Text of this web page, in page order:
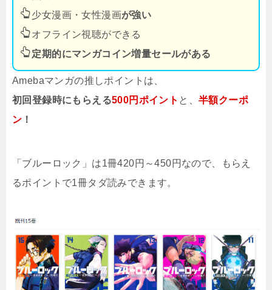
少女漫画・女性漫画が強い
オフライン視聴ができる
定期的にマンガコイン増量セールがある
Amebaマンガの推しポイントは、
初回登録時にもらえる500円ポイント と、半額クーポ
ン ！
「ブルーロック」は1冊420円～450円なので、もらえ
るポイントで1冊タダ読みできます。